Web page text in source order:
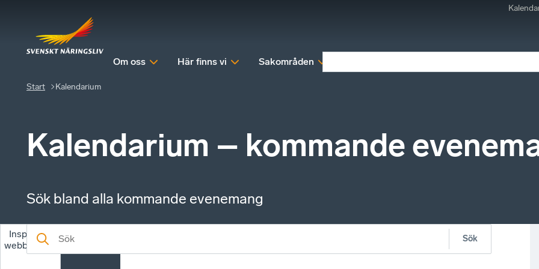
Om oss Här finns vi Sakområden
Start Kalendarium
Kalendarium – kommande
Sök bland alla kommande evenemang
Inspelade
webbinarier
Kommande
evenemang
Sök